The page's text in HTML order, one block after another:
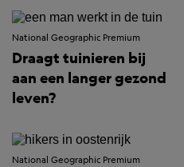
National Geographic Premium
Draagt tuinieren bij
aan een langer gezond
leven?
National Geographic Premium